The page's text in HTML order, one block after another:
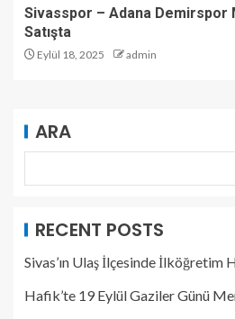
Sivasspor – Adana Demirspor
Satışta
Eylül 18, 2025 admin
ARA
RECENT POSTS
Sivas’ın Ulaş İlçesinde İlköğretim
Hafik’te 19 Eylül Gaziler Günü